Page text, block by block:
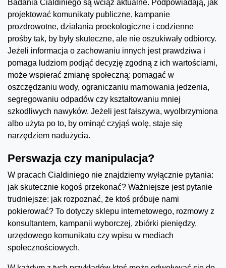
Badania Cialdiniego są wciąż aktualne. Podpowiadają, jak
projektować komunikaty publiczne, kampanie
prozdrowotne, działania proekologiczne i codzienne
prośby tak, by były skuteczne, ale nie oszukiwały odbiorcy.
Jeżeli informacja o zachowaniu innych jest prawdziwa i
pomaga ludziom podjąć decyzję zgodną z ich wartościami,
może wspierać zmianę społeczną: pomagać w
oszczędzaniu wody, ograniczaniu marnowania jedzenia,
segregowaniu odpadów czy kształtowaniu mniej
szkodliwych nawyków. Jeżeli jest fałszywa, wyolbrzymiona
albo użyta po to, by ominąć czyjąś wolę, staje się
narzędziem nadużycia.
Perswazja czy manipulacja?
W pracach Cialdiniego nie znajdziemy wyłącznie pytania:
jak skutecznie kogoś przekonać? Ważniejsze jest pytanie
trudniejsze: jak rozpoznać, że ktoś próbuje nami
pokierować? To dotyczy sklepu internetowego, rozmowy z
konsultantem, kampanii wyborczej, zbiórki pieniędzy,
urzędowego komunikatu czy wpisu w mediach
społecznościowych.